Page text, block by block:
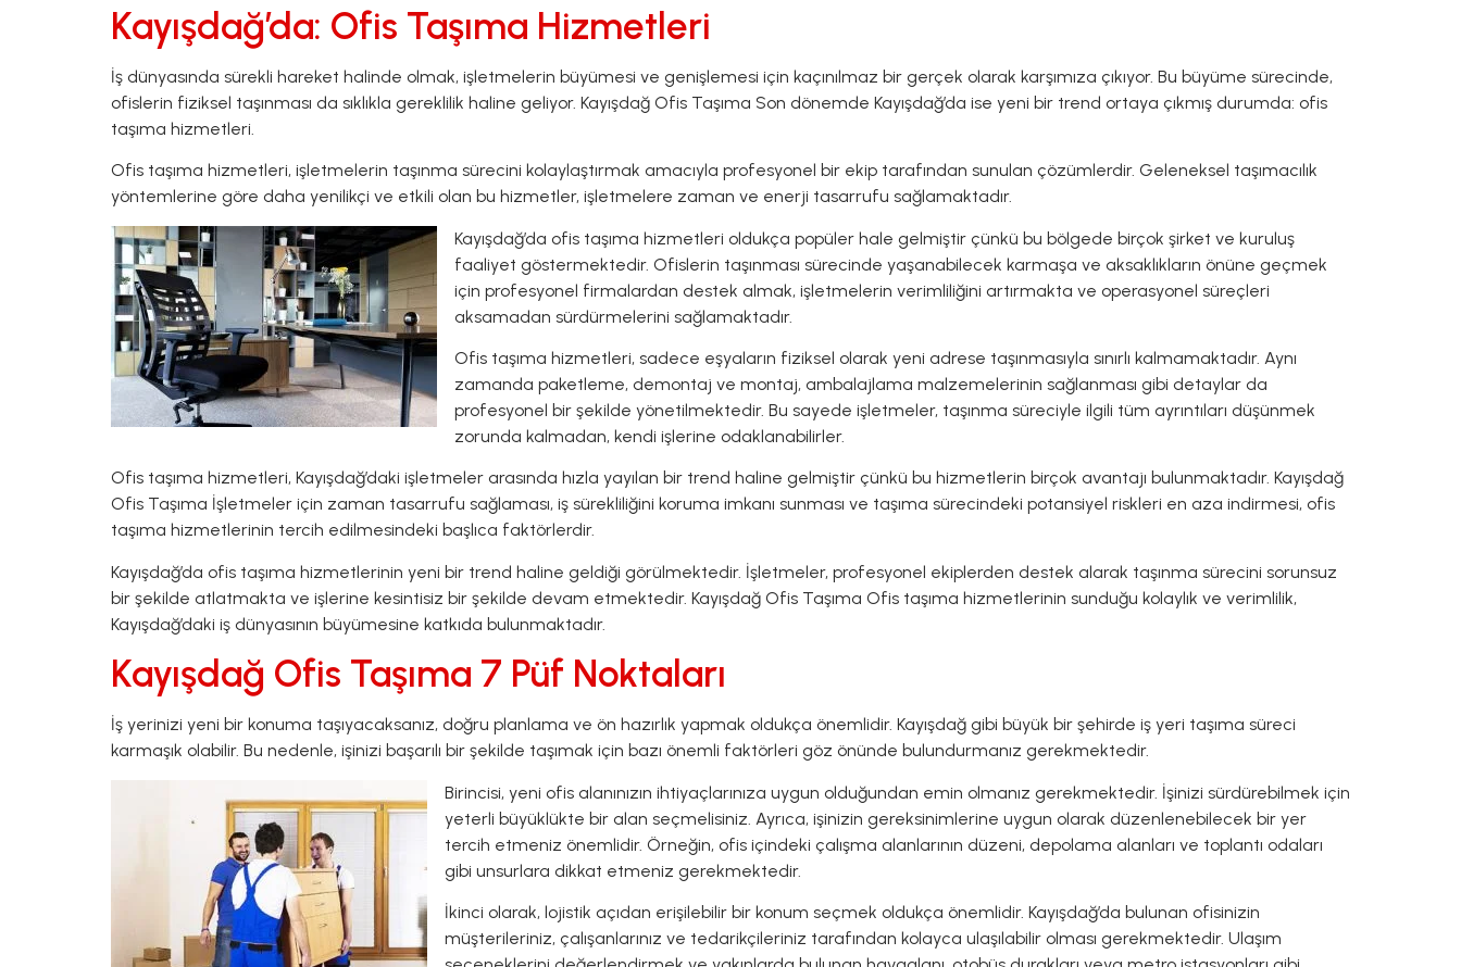
Kayışdağ’da: Ofis Taşıma Hizmetleri
İş dünyasında sürekli hareket halinde olmak, işletmelerin büyümesi ve genişlemesi için kaçınılmaz bir gerçek olarak karşımıza çıkıyor. Bu büyüme sürecinde,
ofislerin fiziksel taşınması da sıklıkla gereklilik haline geliyor. Kayışdağ Ofis Taşıma Son dönemde Kayışdağ’da ise yeni bir trend ortaya çıkmış durumda: ofis
taşıma hizmetleri.
Ofis taşıma hizmetleri, işletmelerin taşınma sürecini kolaylaştırmak amacıyla profesyonel bir ekip tarafından sunulan çözümlerdir. Geleneksel taşımacılık
yöntemlerine göre daha yenilikçi ve etkili olan bu hizmetler, işletmelere zaman ve enerji tasarrufu sağlamaktadır.
Kayışdağ’da ofis taşıma hizmetleri oldukça popüler hale gelmiştir çünkü bu bölgede birçok şirket ve kuruluş
faaliyet göstermektedir. Ofislerin taşınması sürecinde yaşanabilecek karmaşa ve aksaklıkların önüne geçmek
için profesyonel firmalardan destek almak, işletmelerin verimliliğini artırmakta ve operasyonel süreçleri
aksamadan sürdürmelerini sağlamaktadır.
Ofis taşıma hizmetleri, sadece eşyaların fiziksel olarak yeni adrese taşınmasıyla sınırlı kalmamaktadır. Aynı
zamanda paketleme, demontaj ve montaj, ambalajlama malzemelerinin sağlanması gibi detaylar da
profesyonel bir şekilde yönetilmektedir. Bu sayede işletmeler, taşınma süreciyle ilgili tüm ayrıntıları düşünmek
zorunda kalmadan, kendi işlerine odaklanabilirler.
Ofis taşıma hizmetleri, Kayışdağ’daki işletmeler arasında hızla yayılan bir trend haline gelmiştir çünkü bu hizmetlerin birçok avantajı bulunmaktadır. Kayışdağ
Ofis Taşıma İşletmeler için zaman tasarrufu sağlaması, iş sürekliliğini koruma imkanı sunması ve taşıma sürecindeki potansiyel riskleri en aza indirmesi, ofis
taşıma hizmetlerinin tercih edilmesindeki başlıca faktörlerdir.
Kayışdağ’da ofis taşıma hizmetlerinin yeni bir trend haline geldiği görülmektedir. İşletmeler, profesyonel ekiplerden destek alarak taşınma sürecini sorunsuz
bir şekilde atlatmakta ve işlerine kesintisiz bir şekilde devam etmektedir. Kayışdağ Ofis Taşıma Ofis taşıma hizmetlerinin sunduğu kolaylık ve verimlilik,
Kayışdağ’daki iş dünyasının büyümesine katkıda bulunmaktadır.
Kayışdağ Ofis Taşıma 7 Püf Noktaları
İş yerinizi yeni bir konuma taşıyacaksanız, doğru planlama ve ön hazırlık yapmak oldukça önemlidir. Kayışdağ gibi büyük bir şehirde iş yeri taşıma süreci
karmaşık olabilir. Bu nedenle, işinizi başarılı bir şekilde taşımak için bazı önemli faktörleri göz önünde bulundurmanız gerekmektedir.
Birincisi, yeni ofis alanınızın ihtiyaçlarınıza uygun olduğundan emin olmanız gerekmektedir. İşinizi sürdürebilmek için
yeterli büyüklükte bir alan seçmelisiniz. Ayrıca, işinizin gereksinimlerine uygun olarak düzenlenebilecek bir yer
tercih etmeniz önemlidir. Örneğin, ofis içindeki çalışma alanlarının düzeni, depolama alanları ve toplantı odaları
gibi unsurlara dikkat etmeniz gerekmektedir.
İkinci olarak, lojistik açıdan erişilebilir bir konum seçmek oldukça önemlidir. Kayışdağ’da bulunan ofisinizin
müşterileriniz, çalışanlarınız ve tedarikçileriniz tarafından kolayca ulaşılabilir olması gerekmektedir. Ulaşım